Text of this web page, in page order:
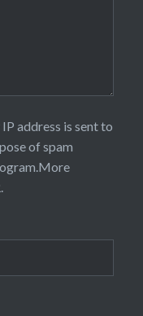
address is sent to
of spam
More
.